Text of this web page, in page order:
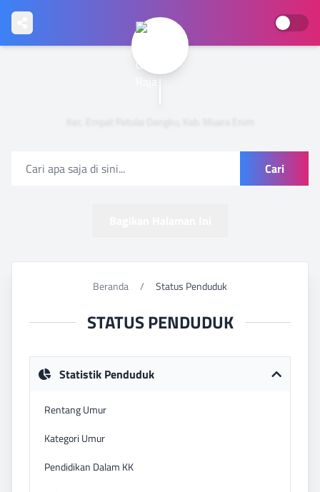
Cari
Beranda / Status Penduduk
STATUS PENDUDUK
Statistik Penduduk
Rentang Umur
Kategori Umur
Pendidikan Dalam KK